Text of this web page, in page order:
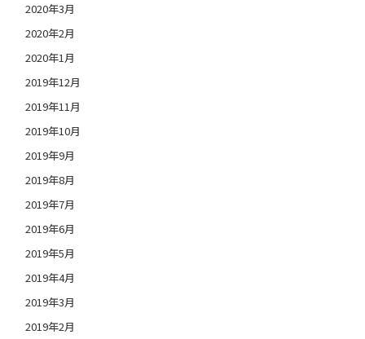
2020年3月
2020年2月
2020年1月
2019年12月
2019年11月
2019年10月
2019年9月
2019年8月
2019年7月
2019年6月
2019年5月
2019年4月
2019年3月
2019年2月